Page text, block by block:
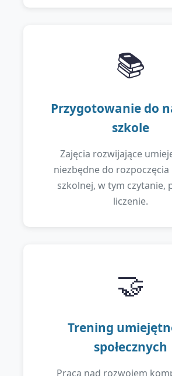
📚
Przygotowanie do
szkole
Zajęcia rozwijające
niezbędne do rozpoczęcia
szkolnej, w tym czytanie,
liczenie.
🤝
Trening
społecznych
Praca nad rozwojem